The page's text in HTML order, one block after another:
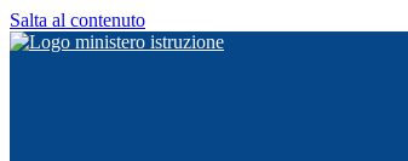
Salta al contenuto